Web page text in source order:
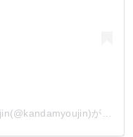
江戸総鎮守 神田明神 / Kanda Myoujin(@kandamyoujin)がシェアした投稿